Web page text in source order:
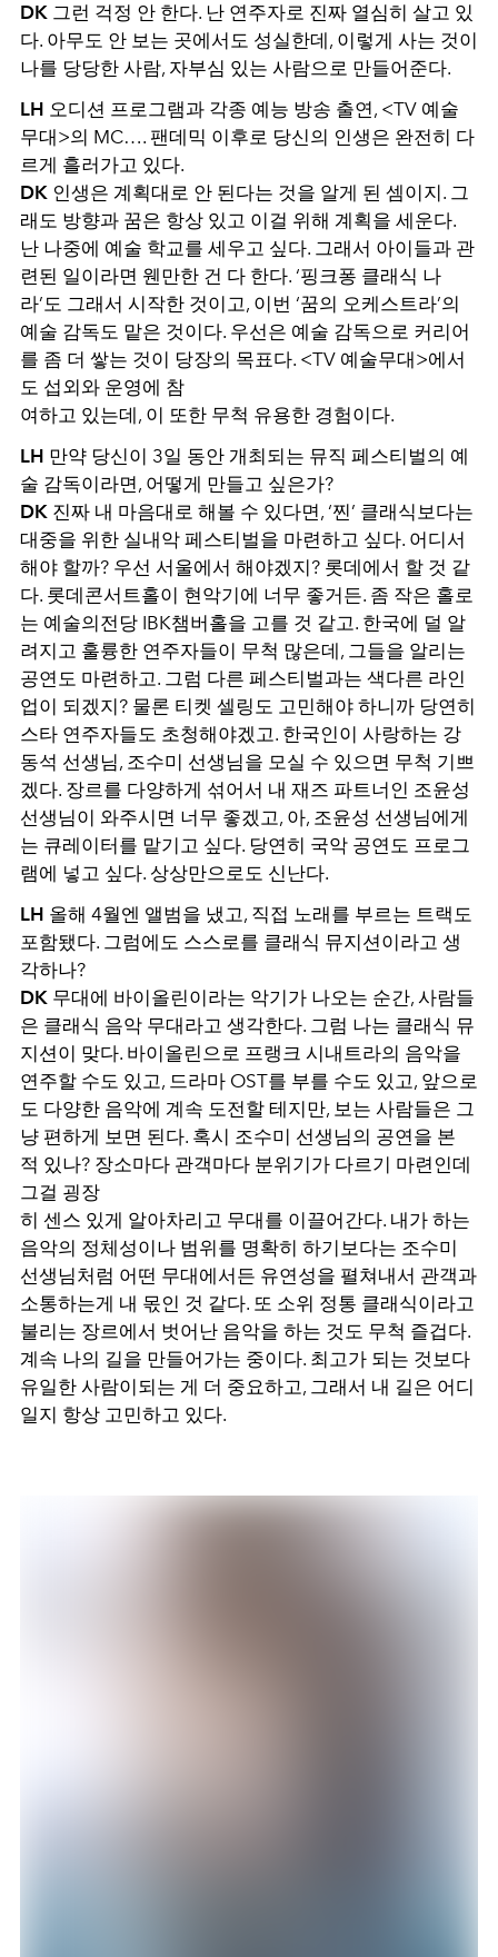
DK 그런 걱정 안 한다. 난 연주자로 진짜 열심히 살고 있
다. 아무도 안 보는 곳에서도 성실한데, 이렇게 사는 것이
나를 당당한 사람, 자부심 있는 사람으로 만들어준다.
LH 오디션 프로그램과 각종 예능 방송 출연, <TV 예술
무대>의 MC…. 팬데믹 이후로 당신의 인생은 완전히 다
르게 흘러가고 있다.
DK 인생은 계획대로 안 된다는 것을 알게 된 셈이지. 그
래도 방향과 꿈은 항상 있고 이걸 위해 계획을 세운다.
난 나중에 예술 학교를 세우고 싶다. 그래서 아이들과 관
련된 일이라면 웬만한 건 다 한다. ‘핑크퐁 클래식 나
라’도 그래서 시작한 것이고, 이번 ‘꿈의 오케스트라’의
예술 감독도 맡은 것이다. 우선은 예술 감독으로 커리어
를 좀 더 쌓는 것이 당장의 목표다. <TV 예술무대>에서
도 섭외와 운영에 참
여하고 있는데, 이 또한 무척 유용한 경험이다.
LH 만약 당신이 3일 동안 개최되는 뮤직 페스티벌의 예
술 감독이라면, 어떻게 만들고 싶은가?
DK 진짜 내 마음대로 해볼 수 있다면, ‘찐’ 클래식보다는
대중을 위한 실내악 페스티벌을 마련하고 싶다. 어디서
해야 할까? 우선 서울에서 해야겠지? 롯데에서 할 것 같
다. 롯데콘서트홀이 현악기에 너무 좋거든. 좀 작은 홀로
는 예술의전당 IBK챔버홀을 고를 것 같고. 한국에 덜 알
려지고 훌륭한 연주자들이 무척 많은데, 그들을 알리는
공연도 마련하고. 그럼 다른 페스티벌과는 색다른 라인
업이 되겠지? 물론 티켓 셀링도 고민해야 하니까 당연히
스타 연주자들도 초청해야겠고. 한국인이 사랑하는 강
동석 선생님, 조수미 선생님을 모실 수 있으면 무척 기쁘
겠다. 장르를 다양하게 섞어서 내 재즈 파트너인 조윤성
선생님이 와주시면 너무 좋겠고, 아, 조윤성 선생님에게
는 큐레이터를 맡기고 싶다. 당연히 국악 공연도 프로그
램에 넣고 싶다. 상상만으로도 신난다.
LH 올해 4월엔 앨범을 냈고, 직접 노래를 부르는 트랙도
포함됐다. 그럼에도 스스로를 클래식 뮤지션이라고 생
각하나?
DK 무대에 바이올린이라는 악기가 나오는 순간, 사람들
은 클래식 음악 무대라고 생각한다. 그럼 나는 클래식 뮤
지션이 맞다. 바이올린으로 프랭크 시내트라의 음악을
연주할 수도 있고, 드라마 OST를 부를 수도 있고, 앞으로
도 다양한 음악에 계속 도전할 테지만, 보는 사람들은 그
냥 편하게 보면 된다. 혹시 조수미 선생님의 공연을 본
적 있나? 장소마다 관객마다 분위기가 다르기 마련인데
그걸 굉장
히 센스 있게 알아차리고 무대를 이끌어간다. 내가 하는
음악의 정체성이나 범위를 명확히 하기보다는 조수미
선생님처럼 어떤 무대에서든 유연성을 펼쳐내서 관객과
소통하는게 내 몫인 것 같다. 또 소위 정통 클래식이라고
불리는 장르에서 벗어난 음악을 하는 것도 무척 즐겁다.
계속 나의 길을 만들어가는 중이다. 최고가 되는 것보다
유일한 사람이되는 게 더 중요하고, 그래서 내 길은 어디
일지 항상 고민하고 있다.